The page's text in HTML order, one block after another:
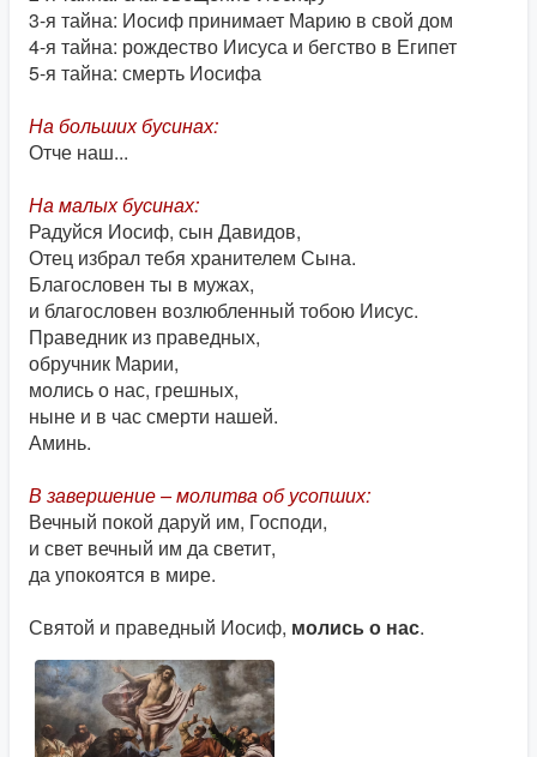
3-я тайна: Иосиф принимает Марию в свой дом
4-я тайна: рождество Иисуса и бегство в Египет
5-я тайна: смерть Иосифа
На больших бусинах:
Отче наш...
На малых бусинах:
Радуйся Иосиф, сын Давидов,
Отец избрал тебя хранителем Сына.
Благословен ты в мужах,
и благословен возлюбленный тобою Иисус.
Праведник из праведных,
обручник Марии,
молись о нас, грешных,
ныне и в час смерти нашей.
Аминь.
В завершение – молитва об усопших:
Вечный покой даруй им, Господи,
и свет вечный им да светит,
да упокоятся в мире.
Святой и праведный Иосиф, молись о нас.